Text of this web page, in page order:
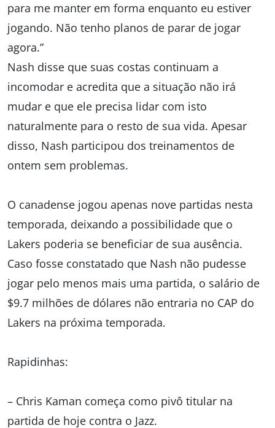
para me manter em forma enquanto eu estiver
jogando. Não tenho planos de parar de jogar
agora.”
Nash disse que suas costas continuam a
incomodar e acredita que a situação não irá
mudar e que ele precisa lidar com isto
naturalmente para o resto de sua vida. Apesar
disso, Nash participou dos treinamentos de
ontem sem problemas.
O canadense jogou apenas nove partidas nesta
temporada, deixando a possibilidade que o
Lakers poderia se beneficiar de sua ausência.
Caso fosse constatado que Nash não pudesse
jogar pelo menos mais uma partida, o salário de
$9.7 milhões de dólares não entraria no CAP do
Lakers na próxima temporada.
Rapidinhas:
– Chris Kaman começa como pivô titular na
partida de hoje contra o Jazz.